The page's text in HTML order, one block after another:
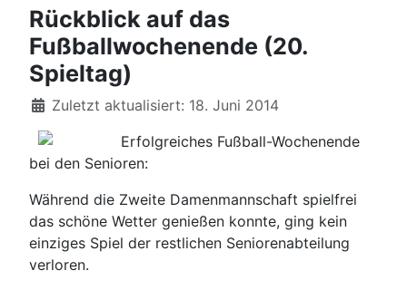
Rückblick auf das
Fußballwochenende (20.
Spieltag)
DetailsZuletzt aktualisiert: 18. Juni 2014
Erfolgreiches Fußball-Wochenende
bei den Senioren:
Während die Zweite Damenmannschaft spielfrei
das schöne Wetter genießen konnte, ging kein
einziges Spiel der restlichen Seniorenabteilung
verloren.